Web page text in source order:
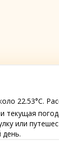
22.53°C.
текущая
или